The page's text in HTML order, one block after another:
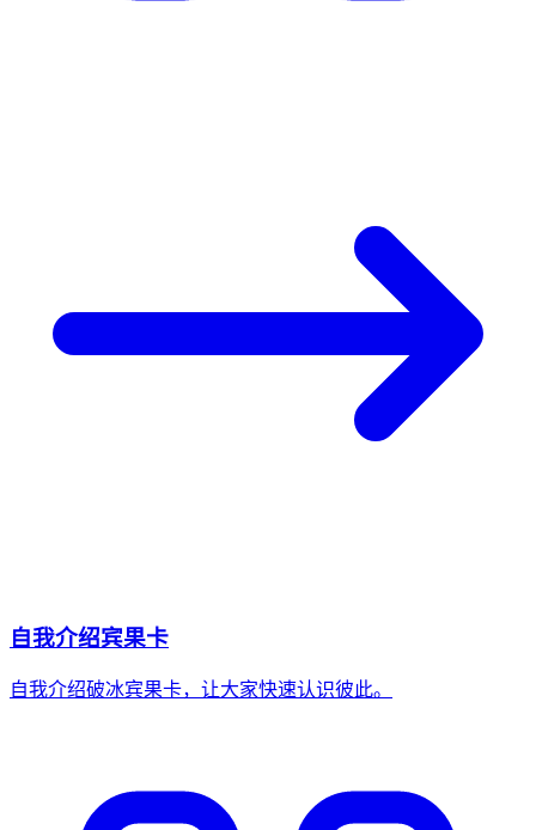
自我介绍宾果卡
自我介绍破冰宾果卡，让大家快速认识彼此。